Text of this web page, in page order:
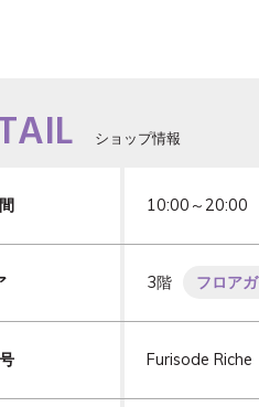
ショップ情報
10:00～20:00
3階 フロア
Furisode